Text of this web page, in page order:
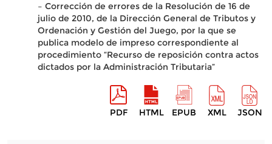
– Corrección de errores de la Resolución de 16 de
julio de 2010, de la Dirección General de Tributos y
Ordenación y Gestión del Juego, por la que se
publica modelo de impreso correspondiente al
procedimiento “Recurso de reposición contra actos
dictados por la Administración Tributaria”
PDF HTML EPUB XML JSON